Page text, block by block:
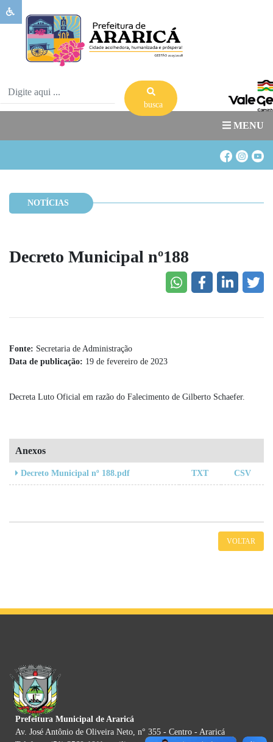
busca
MENU
Sobre
Ararica
Governo
Publicações
Transparência
Oportunidades
Acesso
NOTÍCIAS
Decreto Municipal nº188
Fonte: Secretaria de Administração
Data de publicação: 19 de fevereiro de 2023
Decreta Luto Oficial em razão do Falecimento de Gilberto Schaefer.
Anexos
Decreto Municipal nº 188.pdf TXT CSV
VOLTAR
Prefeitura Municipal de Araricá
Av. José Antônio de Oliveira Neto, n° 355 - Centro - Araricá